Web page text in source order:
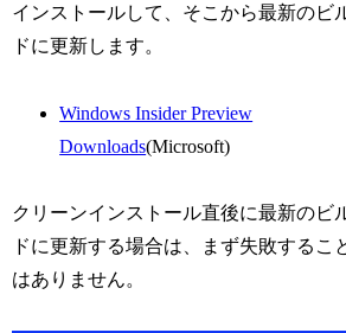
インストールして、そこから最新のビ
ドに更新します。
Windows Insider Preview
Downloads(Microsoft)
クリーンインストール直後に最新のビ
ドに更新する場合は、まず失敗するこ
はありません。